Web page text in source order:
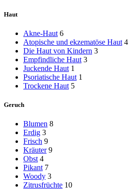
Haut
Akne-Haut 6
Atopische und ekzematöse Haut 4
Die Haut von Kindern 3
Empfindliche Haut 3
Juckende Haut 1
Psoriatische Haut 1
Trockene Haut 5
Geruch
Blumen 8
Erdig 3
Frisch 9
Kräuter 9
Obst 4
Pikant 7
Woody 3
Zitrusfrüchte 10